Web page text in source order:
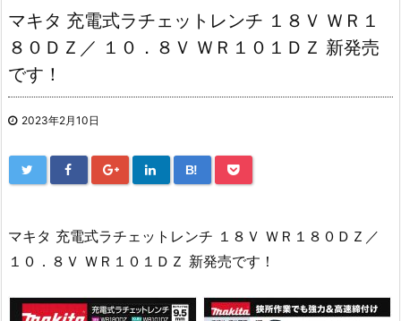
マキタ 充電式ラチェットレンチ １８Ｖ ＷＲ１
８０ＤＺ／ １０．８Ｖ ＷＲ１０１ＤＺ 新発売
です！
2023年2月10日
B!
マキタ 充電式ラチェットレンチ １８Ｖ ＷＲ１８０ＤＺ／
１０．８Ｖ ＷＲ１０１ＤＺ 新発売です！